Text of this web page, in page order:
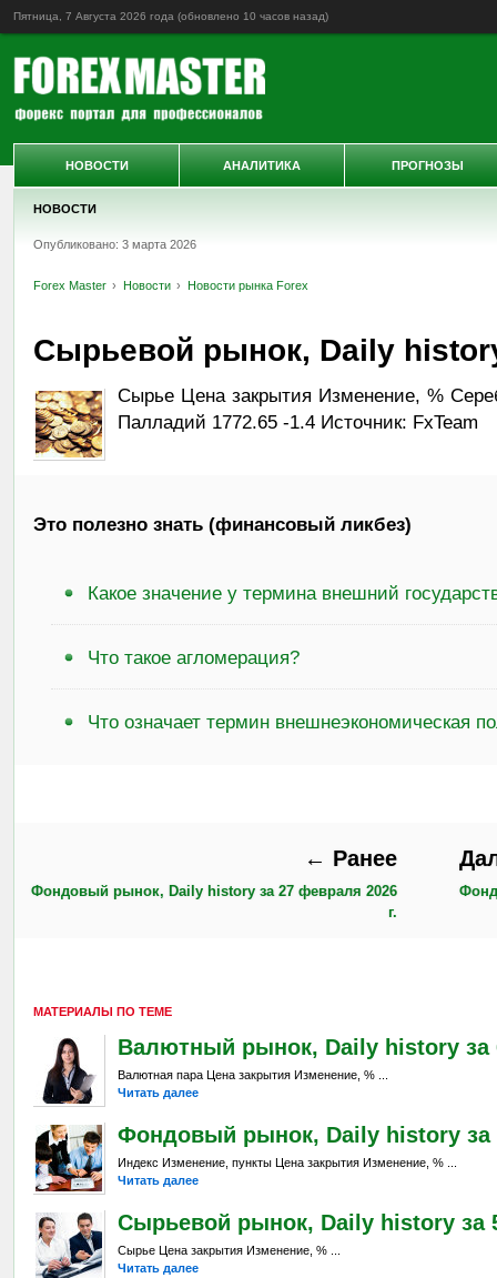
Пятница, 7 Августа 2026 года (обновлено 10 часов назад)
НОВОСТИ
Опубликовано: 3 марта 2026
Forex Master Новости Новости рынка Forex
Сырьевой рынок, Daily
Сырье Цена закрытия Изменение, %
Палладий 1772.65 -1.4 Источник: FxTeam
Это полезно знать (финансовый ликбез)
Какое значение у термина внешний
Что такое агломерация?
Что означает термин внешнеэкономическая
← Ранее
Фондовый рынок, Daily history за 27 февраля 2026
г.
МАТЕРИАЛЫ ПО ТЕМЕ
Валютный рынок, Daily history за
Валютная пара Цена закрытия Изменение, % ...
Читать далее
Фондовый рынок, Daily history за
Индекс Изменение, пункты Цена закрытия Изменение, % ...
Читать далее
Сырьевой рынок, Daily history за
Сырье Цена закрытия Изменение, % ...
Читать далее
НОВОСТИ АНАЛИТИКА ПРОГНОЗЫ